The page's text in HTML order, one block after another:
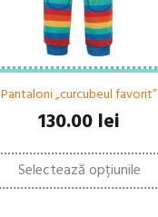
Pantaloni „curcubeul favorit”
130.00 lei
Selectează opțiunile